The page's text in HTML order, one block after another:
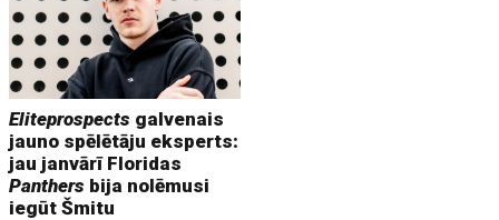
Eliteprospects galvenais
jauno spēlētāju eksperts:
jau janvārī Floridas
Panthers bija nolēmusi
iegūt Šmitu